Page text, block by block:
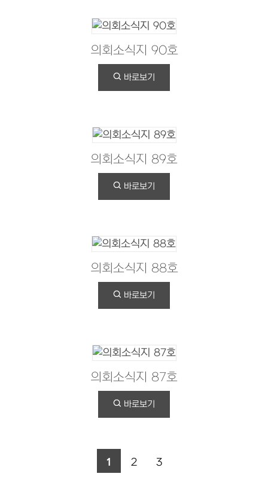
의회소식지 90호
바로보기
의회소식지 89호
바로보기
의회소식지 88호
바로보기
의회소식지 87호
바로보기
1 2 3